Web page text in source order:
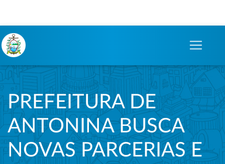
PREFEITURA DE
ANTONINA BUSCA
NOVAS PARCERIAS E